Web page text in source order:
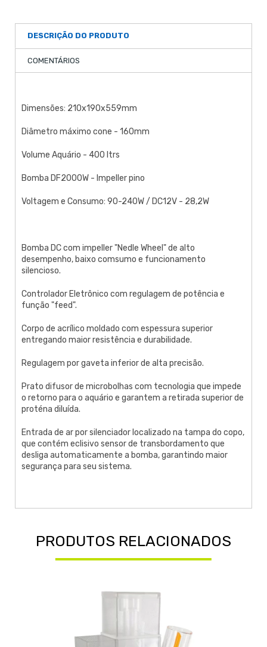
DESCRIÇÃO DO PRODUTO
COMENTÁRIOS
Dimensões: 210x190x559mm
Diâmetro máximo cone - 160mm
Volume Aquário - 400 ltrs
Bomba DF2000W - Impeller pino
Voltagem e Consumo: 90-240W / DC12V - 28,2W
Bomba DC com impeller "Nedle Wheel" de alto
desempenho, baixo comsumo e funcionamento
silencioso.
Controlador Eletrônico com regulagem de potência e
função "feed".
Corpo de acrílico moldado com espessura superior
entregando maior resistência e durabilidade.
Regulagem por gaveta inferior de alta precisão.
Prato difusor de microbolhas com tecnologia que impede
o retorno para o aquário e garantem a retirada superior de
proténa diluída.
Entrada de ar por silenciador localizado na tampa do copo,
que contém eclisivo sensor de transbordamento que
desliga automaticamente a bomba, garantindo maior
segurança para seu sistema.
PRODUTOS RELACIONADOS